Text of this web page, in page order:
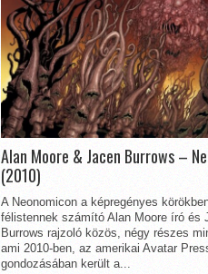
Alan Moore & Jacen Burrows –
(2010)
A Neonomicon a képregényes
félistennek számító Alan Moore író és
Burrows rajzoló közös, négy részes
ami 2010-ben, az amerikai Avatar
gondozásában került a...